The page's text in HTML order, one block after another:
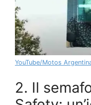
YouTube/Motos
2. Il